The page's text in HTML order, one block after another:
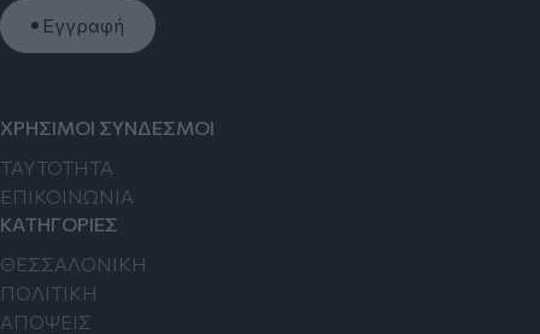
Εγγραφή
ΧΡΗΣΙΜΟΙ ΣΥΝΔΕΣΜΟΙ
TAYTOTHTA
ΕΠΙΚΟΙΝΩΝΙΑ
ΚΑΤΗΓΟΡΙΕΣ
ΘΕΣΣΑΛΟΝΙΚΗ
ΠΟΛΙΤΙΚΗ
ΑΠΟΨΕΙΣ